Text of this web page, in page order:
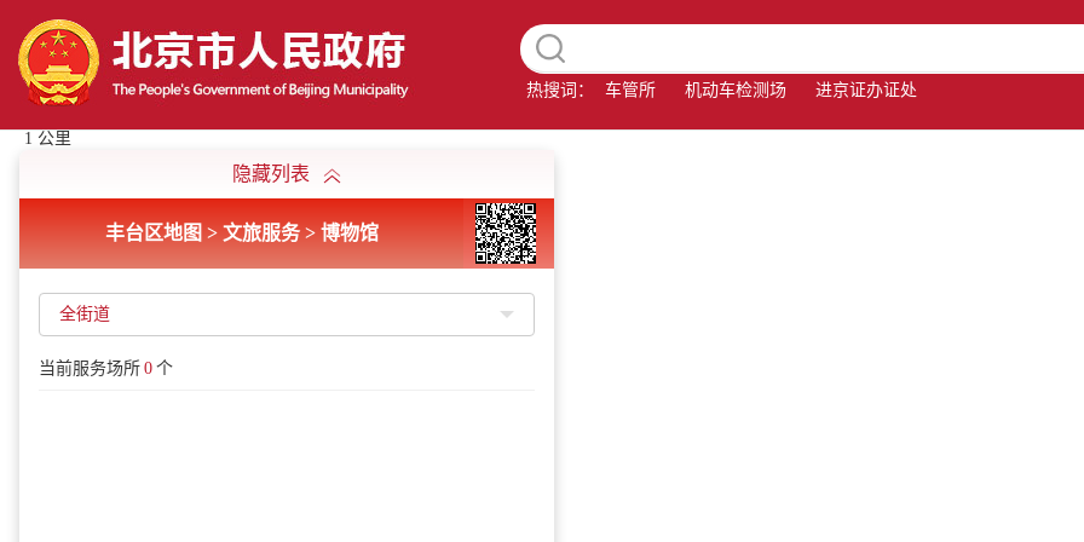
热搜词： 车管所 机动车检测场 进京证办证处
隐藏列表
丰台区地图 > 文旅服务 > 博物馆
全街道
当前服务场所 0 个
1 公里